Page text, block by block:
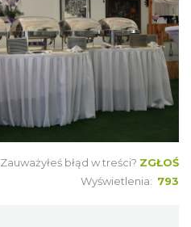
Zauważyłeś błąd w treści? ZGŁOŚ
Wyświetlenia: 793